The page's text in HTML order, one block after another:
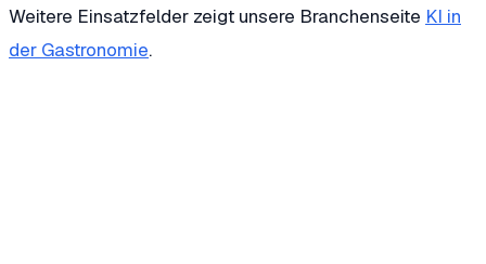
Weitere Einsatzfelder zeigt unsere Branchenseite KI in
der Gastronomie.